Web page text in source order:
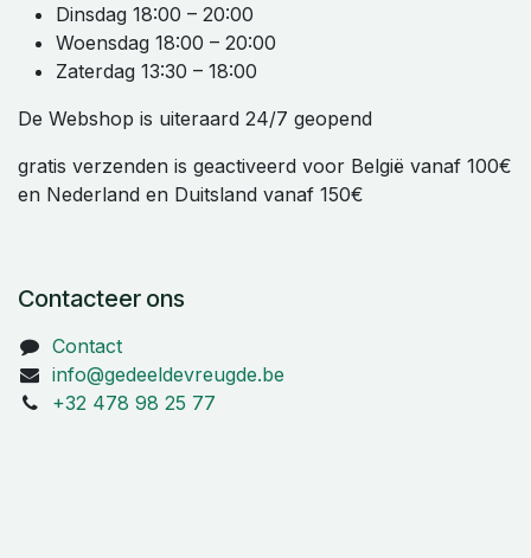
Dinsdag 18:00 – 20:00
Woensdag 18:00 – 20:00
Zaterdag 13:30 – 18:00
De Webshop is uiteraard 24/7 geopend
gratis verzenden is geactiveerd voor België vanaf 100€
en Nederland en Duitsland vanaf 150€
Contacteer ons
Contact
info@gedeeldevreugde.be
+32 478 98 25 77